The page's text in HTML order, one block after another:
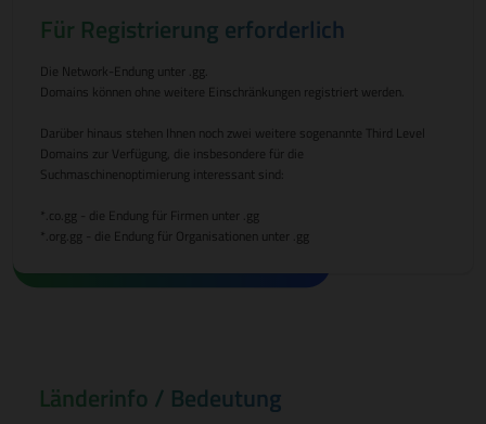
Für Registrierung erforderlich
Die Network-Endung unter .gg.
Domains können ohne weitere Einschränkungen registriert werden.
Darüber hinaus stehen Ihnen noch zwei weitere sogenannte Third Level
Domains zur Verfügung, die insbesondere für die
Suchmaschinenoptimierung interessant sind:
*.co.gg - die Endung für Firmen unter .gg
*.org.gg - die Endung für Organisationen unter .gg
Länderinfo / Bedeutung